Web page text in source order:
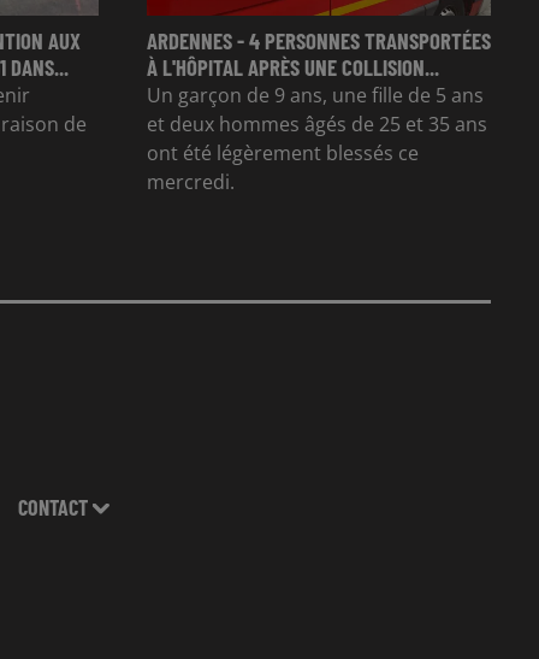
AUX
DANS...
de
ARDENNES - 4 PERSONNES TRANSPORTÉES
À L'HÔPITAL APRÈS UNE COLLISION...
Un garçon de 9 ans, une fille de 5 ans
et deux hommes âgés de 25 et 35 ans
ont été légèrement blessés ce
mercredi.
CONTACT